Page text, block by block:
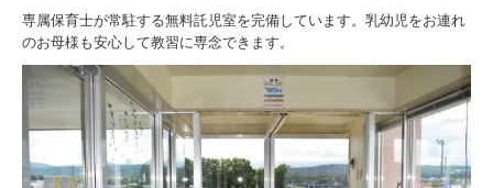
専属保育士が常駐する無料託児室を完備しています。乳幼児をお連れ
のお母様も安心して教習に専念できます。